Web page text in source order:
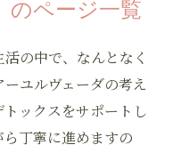
のページ一覧
の中で、なんとなく
ユルヴェーダの考え
ックスをサポートし
丁寧に進めますの